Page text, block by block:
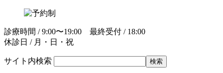
診療時間 / 9:00〜19:00 最終受付 / 18:00
休診日 / 月・日・祝
サイト内検索